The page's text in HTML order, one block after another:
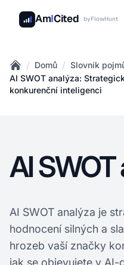
AmICited byFlowHunt
Home
/ Domů / Slovník
AI SWOT analýza:
konkurenční inteligenci
AI SWOT
AI SWOT analýza je
hodnocení silných a
hrozeb vaší značky
jak se objevujete v